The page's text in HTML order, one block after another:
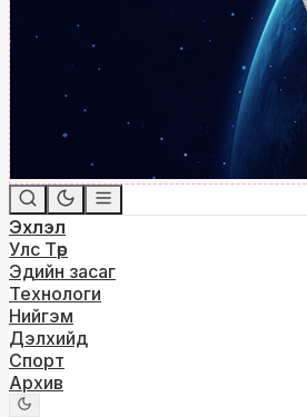
Эхлэл
Улс Төр
Эдийн засаг
Технологи
Нийгэм
Дэлхийд
Спорт
Архив